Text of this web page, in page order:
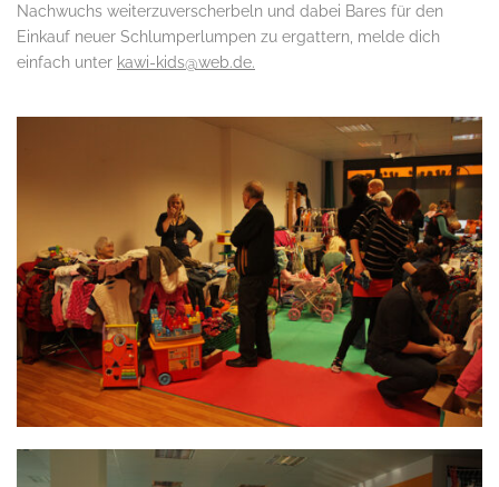
Nachwuchs weiterzuverscherbeln und dabei Bares für den
Einkauf neuer Schlumperlumpen zu ergattern, melde dich
einfach unter kawi-kids@web.de.